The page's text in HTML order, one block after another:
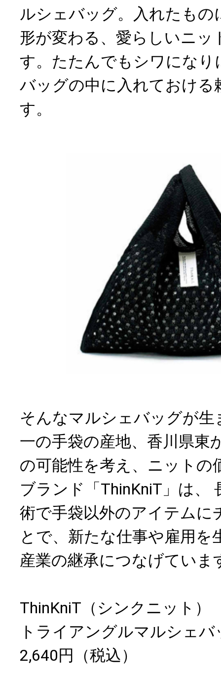
ルシェバッグ。入れたもの
形が変わる、愛らしいニッ
す。たたんでもシワになり
バッグの中に入れておける
す。
そんなマルシェバッグが生
一の手袋の産地、香川県東
の可能性を考え、ニットの
ブランド「ThinKniT」は、
術で手袋以外のアイテムに
とで、新たな仕事や雇用を
産業の継承につなげていま
ThinKniT（シンクニット）
トライアングルマルシェバ
2,640円（税込）